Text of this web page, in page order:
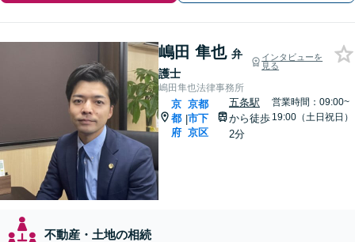
嶋田 隼也 弁
護士
インタビューを
見る
嶋田隼也法律事務所
京
都
府
|
京都
市下
京区
五条駅
から徒歩
2分
営業時間：09:00~
19:00（土日祝日）
不動産・土地の相続